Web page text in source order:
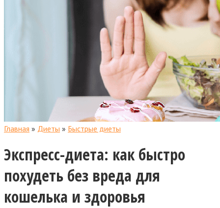
Главная » Диеты » Быстрые диеты
Экспресс-диета: как быстро
похудеть без вреда для
кошелька и здоровья